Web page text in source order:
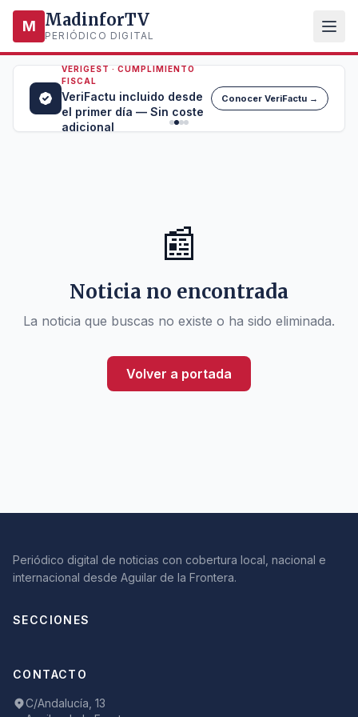
M MadinforTV
PERIÓDICO DIGITAL
VERIGEST · CUMPLIMIENTO
FISCAL
VeriFactu incluido desde
el primer día — Sin coste
adicional
Conocer VeriFactu →
📰
Noticia no encontrada
La noticia que buscas no existe o ha sido eliminada.
Volver a portada
Periódico digital de noticias con cobertura local, nacional e
internacional desde Aguilar de la Frontera.
SECCIONES
CONTACTO
C/Andalucía, 13